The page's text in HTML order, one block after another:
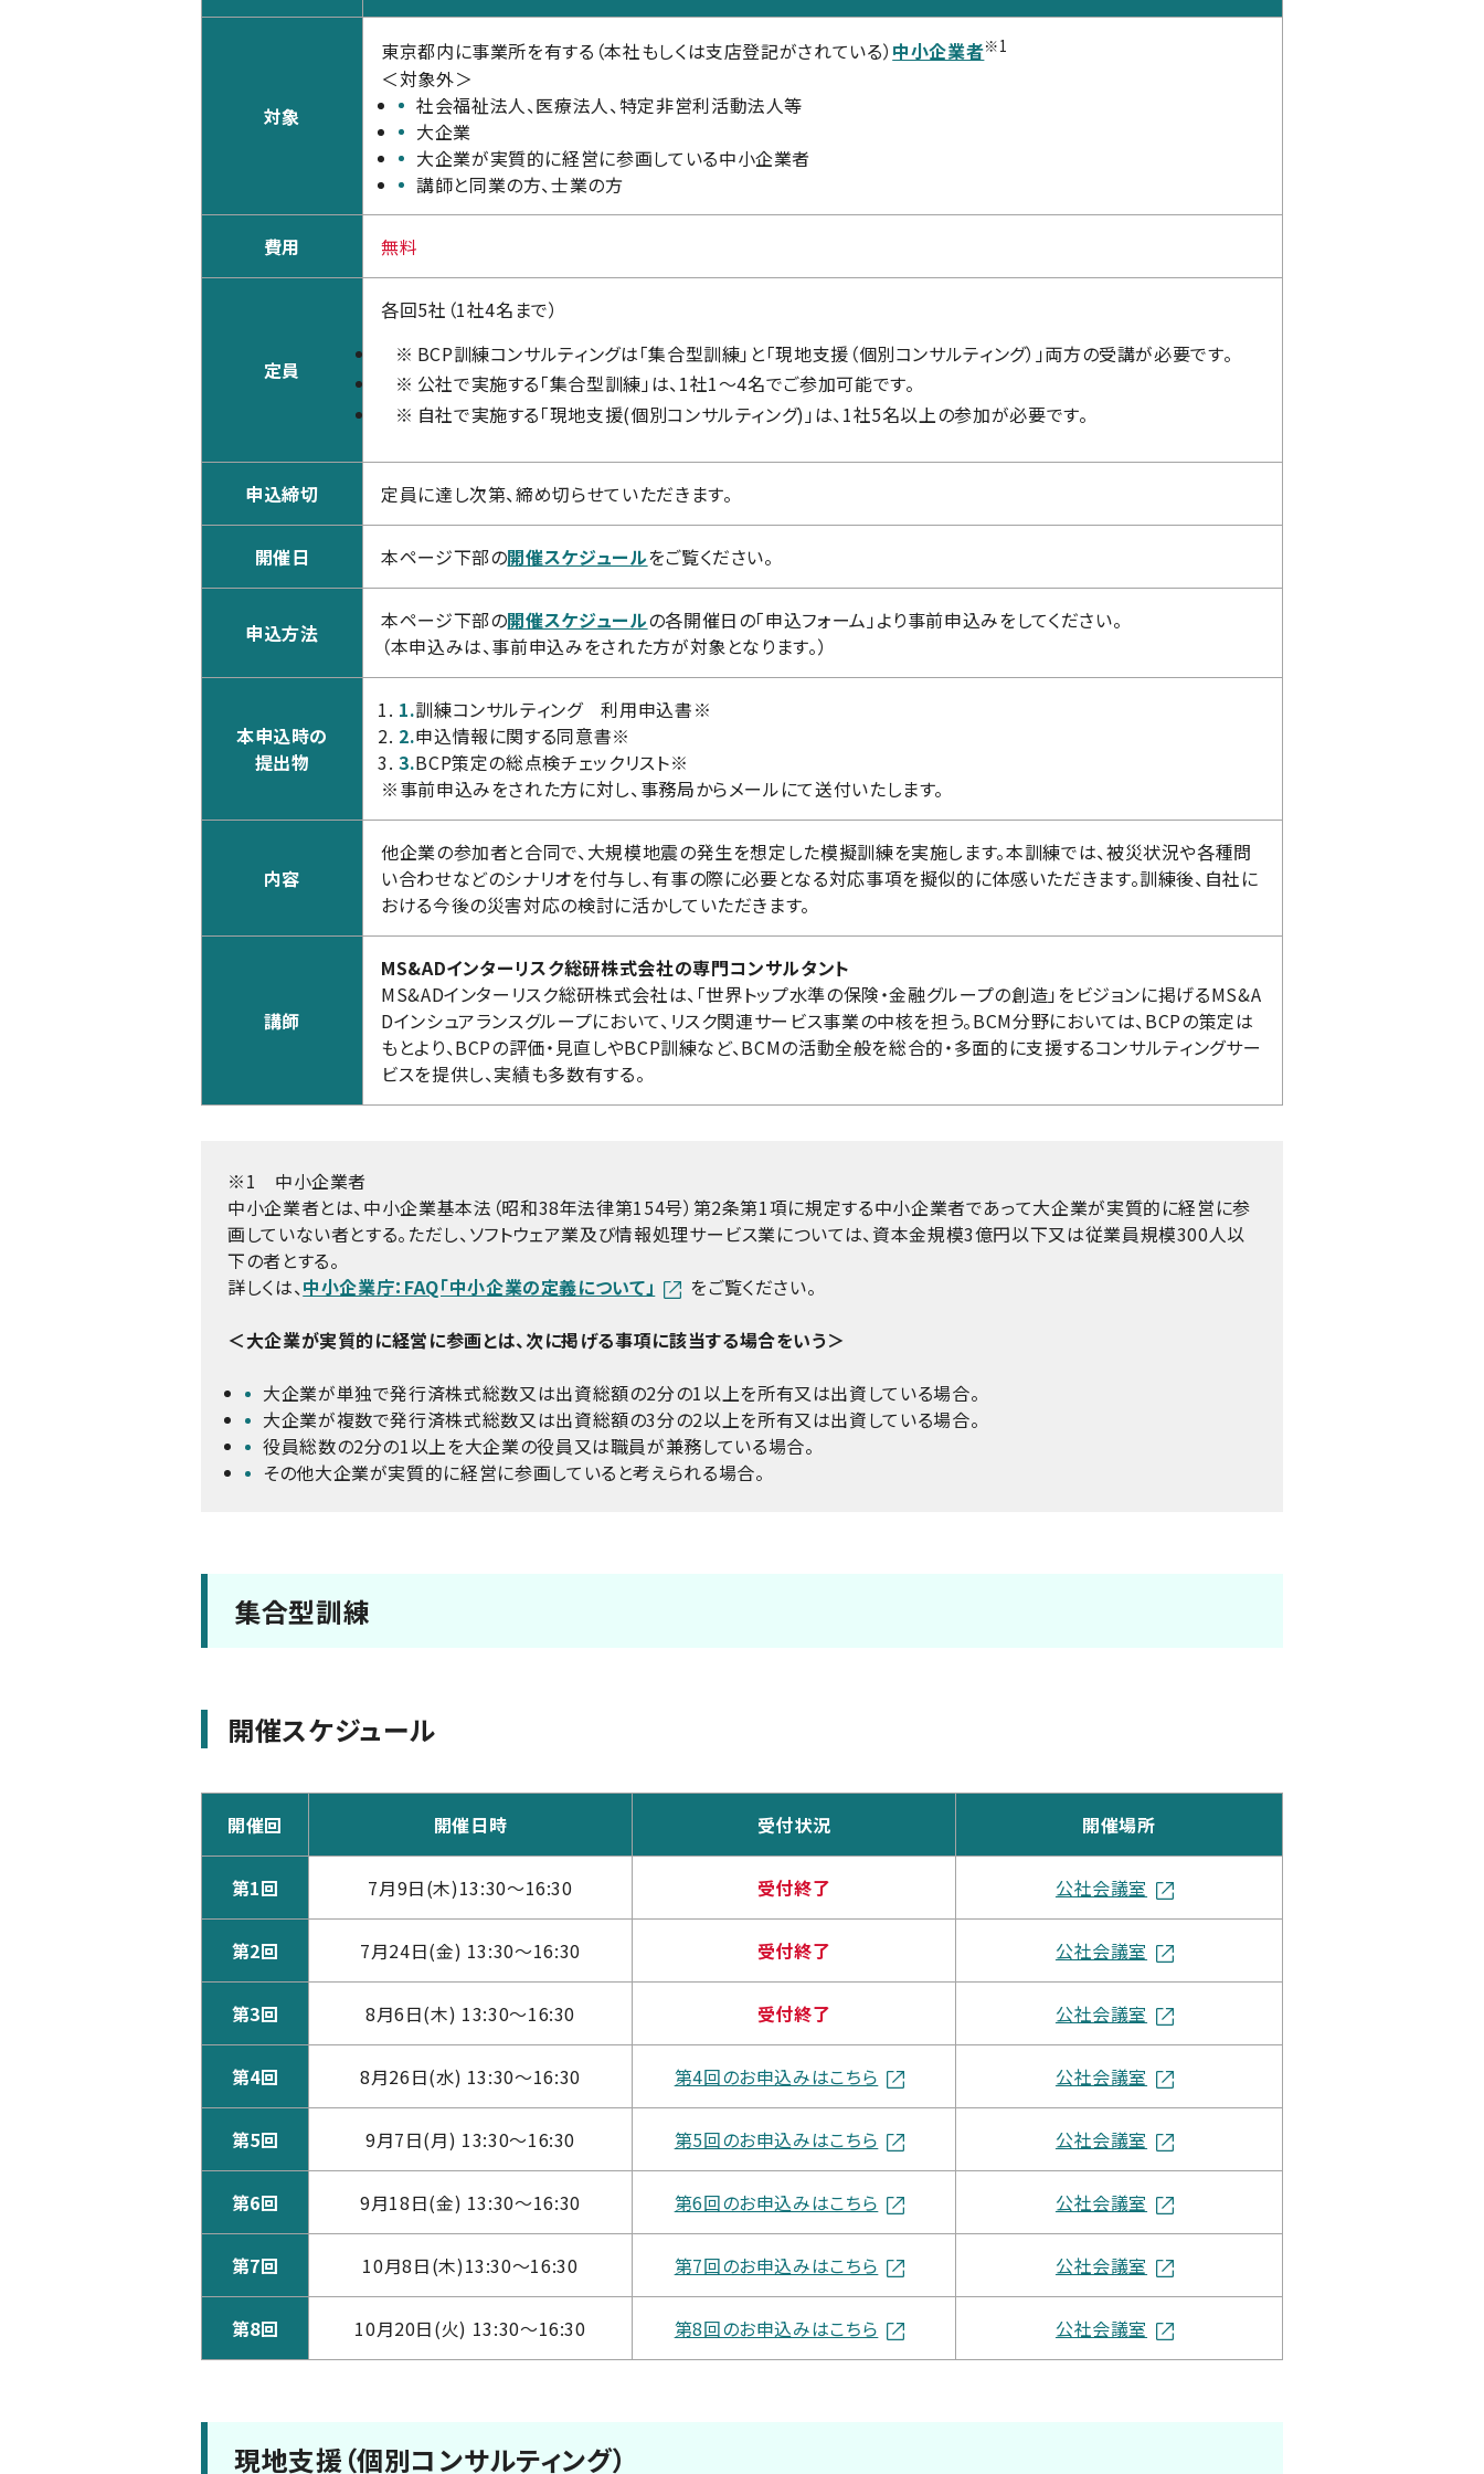
対象
東京都内に事業所を有する（本社もしくは支店登記がされている） 中小企業者※1
＜対象外＞
社会福祉法人、医療法人、特定非営利活動法人等
大企業
大企業が実質的に経営に参画している中小企業者
講師と同業の方、士業の方
費用 無料
定員
各回5社（1社4名まで）
※ BCP訓練コンサルティングは「集合型訓練」と「現地支援（個別コンサルティング）」両方の受講が必要です。
※ 公社で実施する「集合型訓練」は、1社1～4名でご参加可能です。
※ 自社で実施する「現地支援(個別コンサルティング)」は、1社5名以上の参加が必要です。
申込締切 定員に達し次第、締め切らせていただきます。
開催日 本ページ下部の開催スケジュールをご覧ください。
申込方法 本ページ下部の開催スケジュールの各開催日の「申込フォーム」より事前申込みをしてください。
（本申込みは、事前申込みをされた方が対象となります。）
本申込時の
提出物
1.訓練コンサルティング 利用申込書※
2.申込情報に関する同意書※
3.BCP策定の総点検チェックリスト※
※事前申込みをされた方に対し、事務局からメールにて送付いたします。
内容
他企業の参加者と合同で、大規模地震の発生を想定した模擬訓練を実施します。本訓練では、被災状況や各種問
い合わせなどのシナリオを付与し、有事の際に必要となる対応事項を擬似的に体感いただきます。訓練後、自社に
おける今後の災害対応の検討に活かしていただきます。
講師
MS&ADインターリスク総研株式会社の専門コンサルタント
MS&ADインターリスク総研株式会社は、「世界トップ水準の保険・金融グループの創造」をビジョンに掲げるMS&A
Dインシュアランスグループにおいて、リスク関連サービス事業の中核を担う。BCM分野においては、BCPの策定は
もとより、BCPの評価・見直しやBCP訓練など、BCMの活動全般を総合的・多面的に支援するコンサルティングサー
ビスを提供し、実績も多数有する。
※1 中小企業者
中小企業者とは、中小企業基本法（昭和38年法律第154号）第2条第1項に規定する中小企業者であって大企業が実質的に経営に参
画していない者とする。ただし、ソフトウェア業及び情報処理サービス業については、資本金規模3億円以下又は従業員規模300人以
下の者とする。
詳しくは、中小企業庁：FAQ「中小企業の定義について」
をご覧ください。
＜大企業が実質的に経営に参画とは、次に掲げる事項に該当する場合をいう＞
大企業が単独で発行済株式総数又は出資総額の2分の1以上を所有又は出資している場合。
大企業が複数で発行済株式総数又は出資総額の3分の2以上を所有又は出資している場合。
役員総数の2分の1以上を大企業の役員又は職員が兼務している場合。
その他大企業が実質的に経営に参画していると考えられる場合。
集合型訓練
開催スケジュール
開催回 開催日時 受付状況 開催場所
第1回 7月9日(木)13:30～16:30 受付終了 公社会議室
第2回 7月24日(金) 13:30～16:30 受付終了 公社会議室
第3回 8月6日(木) 13:30～16:30 受付終了 公社会議室
第4回 8月26日(水) 13:30～16:30 第4回のお申込みはこちら 公社会議室
第5回 9月7日(月) 13:30～16:30 第5回のお申込みはこちら 公社会議室
第6回 9月18日(金) 13:30～16:30 第6回のお申込みはこちら 公社会議室
第7回 10月8日(木)13:30～16:30 第7回のお申込みはこちら 公社会議室​
第8回 10月20日(火) 13:30～16:30 第8回のお申込みはこちら 公社会議室​
現地支援（個別コンサルティング）